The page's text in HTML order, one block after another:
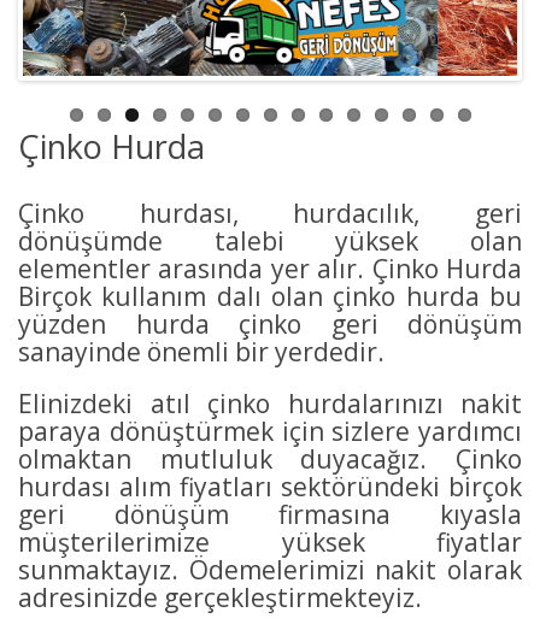
Çinko Hurda
Çinko hurdası, hurdacılık, geri
dönüşümde talebi yüksek olan
elementler arasında yer alır. Çinko Hurda
Birçok kullanım dalı olan çinko hurda bu
yüzden hurda çinko geri dönüşüm
sanayinde önemli bir yerdedir.
Elinizdeki atıl çinko hurdalarınızı nakit
paraya dönüştürmek için sizlere yardımcı
olmaktan mutluluk duyacağız. Çinko
hurdası alım fiyatları sektöründeki birçok
geri dönüşüm firmasına kıyasla
müşterilerimize yüksek fiyatlar
sunmaktayız. Ödemelerimizi nakit olarak
adresinizde gerçekleştirmekteyiz.